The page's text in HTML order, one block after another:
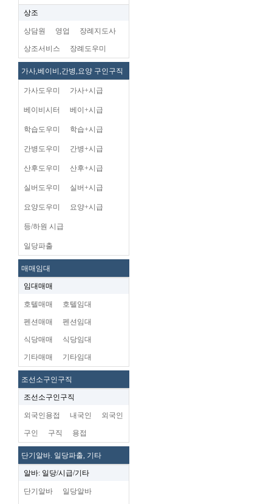
상조
상담원 영업 장례지도사
상조서비스 장례도우미
가사,베이비,간병,요양 구인구직
가사도우미 가사+시급
베이비시터 베이+시급
학습도우미 학습+시급
간병도우미 간병+시급
산후도우미 산후+시급
실버도우미 실버+시급
요양도우미 요양+시급
등/하원 시급
일당파출
매매임대
임대매매
호텔매매 호텔임대
펜션매매 펜션임대
식당매매 식당임대
기타매매 기타임대
조선소구인구직
조선소구인구직
외국인용접 내국인 외국인
구인 구직 용접
단기알바. 일당파출, 기타
알바: 일당/시급/기타
단기알바 일당알바